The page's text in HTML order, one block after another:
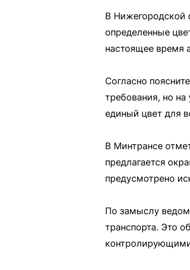
В Нижегородской
определенные
настоящее время
Согласно
требования, но
единый цвет для
В Минтрансе
предлагается
предусмотрено
По замыслу
транспорта. Это